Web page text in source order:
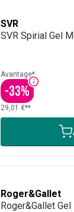
SVR
SVR Spirial Gel
Avantage*
-33%
29,01 €**
Roger&Gallet
Roger&Gallet